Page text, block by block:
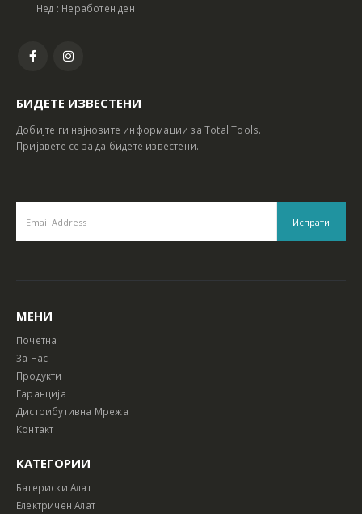
Нед : Неработен ден
БИДЕТЕ ИЗВЕСТЕНИ
Добијте ги најновите информации за Total Tools.
Пријавете се за да бидете известени.
МЕНИ
Почетна
За Нас
Продукти
Гаранција
Дистрибутивна Мрежа
Контакт
КАТЕГОРИИ
Батериски Алат
Електричен Алат